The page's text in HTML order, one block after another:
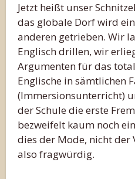
Jetzt heißt unser
das globale Dorf wird
anderen getrieben. Wir
Englisch drillen, wir
Argumenten für das
Englische in sämtlichen
(Immersionsunterricht)
der Schule die erste
bezweifelt kaum noch
dies der Mode, nicht der
also fragwürdig.